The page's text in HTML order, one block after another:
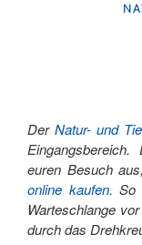
Der Natur- und
euren Besuch
online kaufen. So
Warteschlange
durch das